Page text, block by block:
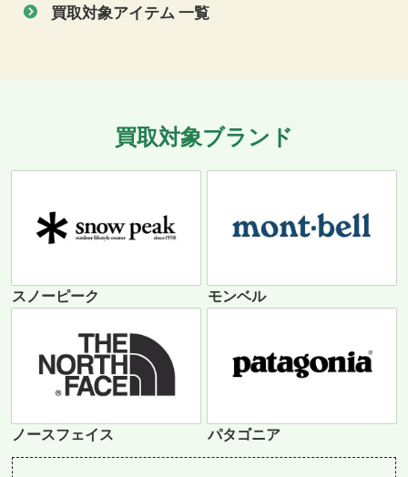
買取対象アイテム 一覧
買取対象ブランド
スノーピーク モンベル
ノースフェイス パタゴニア